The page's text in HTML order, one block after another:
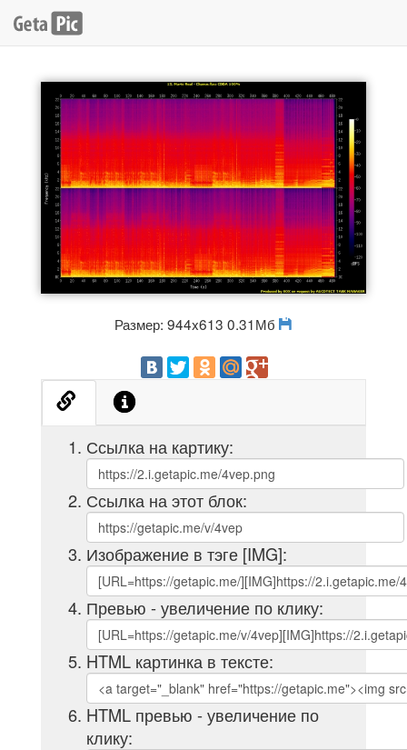
Размер: 944x613 0.31Мб
Ссылка на картику:
Ссылка на этот блок:
Изображение в тэге [IMG]:
Превью - увеличение по клику:
HTML картинка в тексте:
HTML превью - увеличение по
клику: